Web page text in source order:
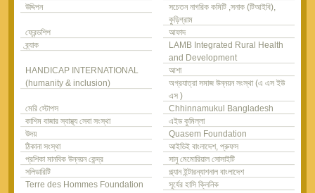
উদ্দিপন
সচেতন নাগরিক কমিটি ,সনাক (টিআইবি),
কুড়িগ্রাম
ফ্রেন্ডশিপ
আফাদ
ব্র্যাক
LAMB Integrated Rural Health
and Development
HANDICAP INTERNATIONAL
(humanity & inclusion)
আশা
অগ্রযাত্রা সমাজ উন্নয়ন সংস্থা (এ এস ইউ
এস )
মেরি স্টোপস
Chhinnamukul Bangladesh
কাশিম বাজার স্বাস্থ্য সেবা সংস্থা
এইড কুমিল্লা
উদয়
Quasem Foundation
ঠিকানা সংস্থা
আইডিই বাংলাদেশ, প্রুফস
প্রশিকা মানবিক উন্নয়ন কেন্দ্র
সানু মেমোরিয়াল সোসাইটি
সলিডারিটি
প্ল্যান ইন্টারন্যাশনাল বাংলাদেশ
Terre des Hommes Foundation
সূর্যের হাসি ক্লিনিক